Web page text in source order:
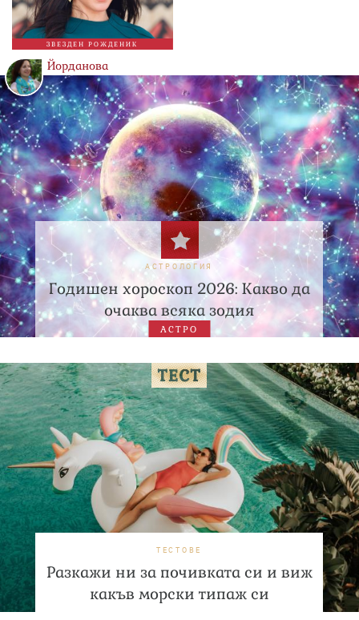
ЗВЕЗДЕН РОЖДЕНИК
Йорданова
АСТРОЛОГИЯ
Годишен хороскоп 2026: Какво да
очаква всяка зодия
АСТРО
ТЕСТОВЕ
Разкажи ни за почивката си и виж
какъв морски типаж си